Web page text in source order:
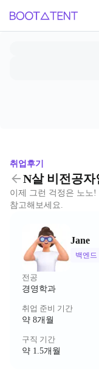
취업후기
N살 비전공
이제 그런 걱정은 노노
참고해보세요.
Jane
백엔드
전공
경영학과
취업 준비 기간
약 8개월
구직 기간
약 1.5개월